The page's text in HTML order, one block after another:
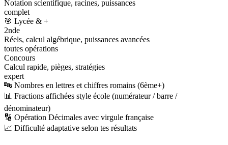
Notation scientifique, racines, puissances
complet
🎯 Lycée & +
2nde
Réels, calcul algébrique, puissances avancées
toutes opérations
Concours
Calcul rapide, pièges, stratégies
expert
🔤 Nombres en lettres et chiffres romains (6ème+)
📊 Fractions affichées style école (numérateur / barre /
dénominateur)
🔢 Opération Décimales avec virgule française
📈 Difficulté adaptative selon tes résultats